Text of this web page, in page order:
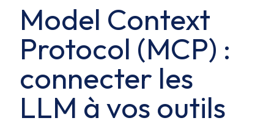
Model Context
Protocol (MCP) :
connecter les
LLM à vos outils